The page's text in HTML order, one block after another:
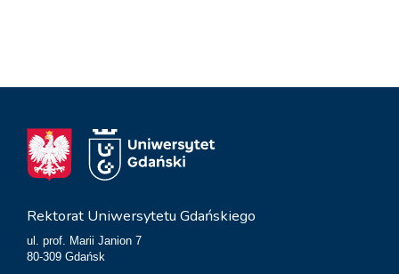
Rektorat Uniwersytetu Gdańskiego
ul. prof. Marii Janion 7
80-309 Gdańsk